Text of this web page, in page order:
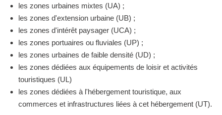
les zones urbaines mixtes (UA) ;
les zones d'extension urbaine (UB) ;
les zones d'intérêt paysager (UCA) ;
les zones portuaires ou fluviales (UP) ;
les zones urbaines de faible densité (UD) ;
les zones dédiées aux équipements de loisir et activités
touristiques (UL)
les zones dédiées à l'hébergement touristique, aux
commerces et infrastructures liées à cet hébergement (UT).